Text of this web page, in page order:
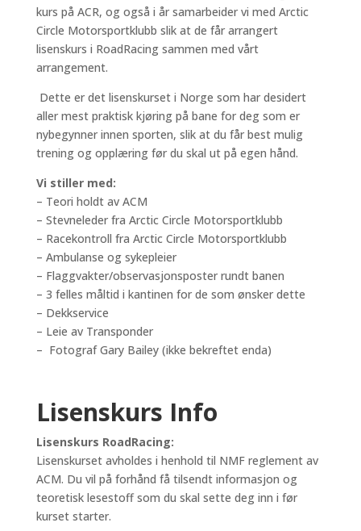
kurs på ACR, og også i år samarbeider vi med Arctic
Circle Motorsportklubb slik at de får arrangert
lisenskurs i RoadRacing sammen med vårt
arrangement.
Dette er det lisenskurset i Norge som har desidert
aller mest praktisk kjøring på bane for deg som er
nybegynner innen sporten, slik at du får best mulig
trening og opplæring før du skal ut på egen hånd.
Vi stiller med:
– Teori holdt av ACM
– Stevneleder fra Arctic Circle Motorsportklubb
– Racekontroll fra Arctic Circle Motorsportklubb
– Ambulanse og sykepleier
– Flaggvakter/observasjonsposter rundt banen
– 3 felles måltid i kantinen for de som ønsker dette
– Dekkservice
– Leie av Transponder
– Fotograf Gary Bailey (ikke bekreftet enda)
Lisenskurs Info
Lisenskurs RoadRacing:
Lisenskurset avholdes i henhold til NMF reglement av
ACM. Du vil på forhånd få tilsendt informasjon og
teoretisk lesestoff som du skal sette deg inn i før
kurset starter.